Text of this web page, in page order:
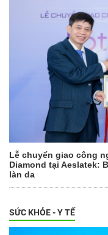
Lễ chuyển giao công
Diamond tại Aeslatek:
làn da
SỨC KHỎE - Y TẾ